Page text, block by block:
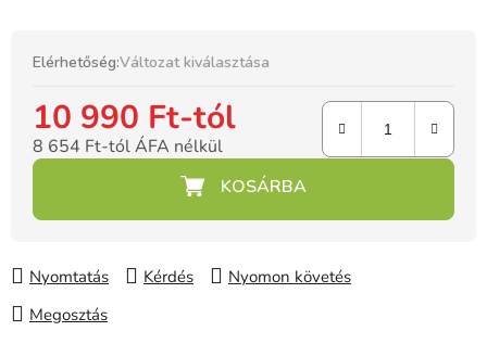
Elérhetőség:Változat kiválasztása
10 990 Ft-tól
8 654 Ft-tól ÁFA nélkül
Nyomtatás Kérdés
Nyomon követés
Megosztás